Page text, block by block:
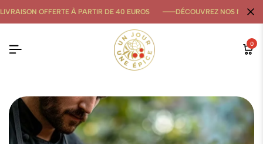
LIVRAISON OFFERTE À PARTIR DE 40 EUROS DÉCOUVREZ NOS
0